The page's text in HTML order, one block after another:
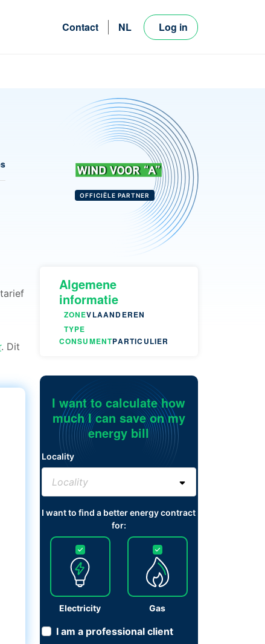
Contact
NL
Log in
. Dit
OFFICIËLE PARTNER
Algemene
informatie
ZONEVLAANDEREN
TYPE
CONSUMENTPARTICULIER
I want to calculate how
much I can save on my
energy bill
Locality
I want to find a better energy contract
for:
Electricity Gas
I am a professional client